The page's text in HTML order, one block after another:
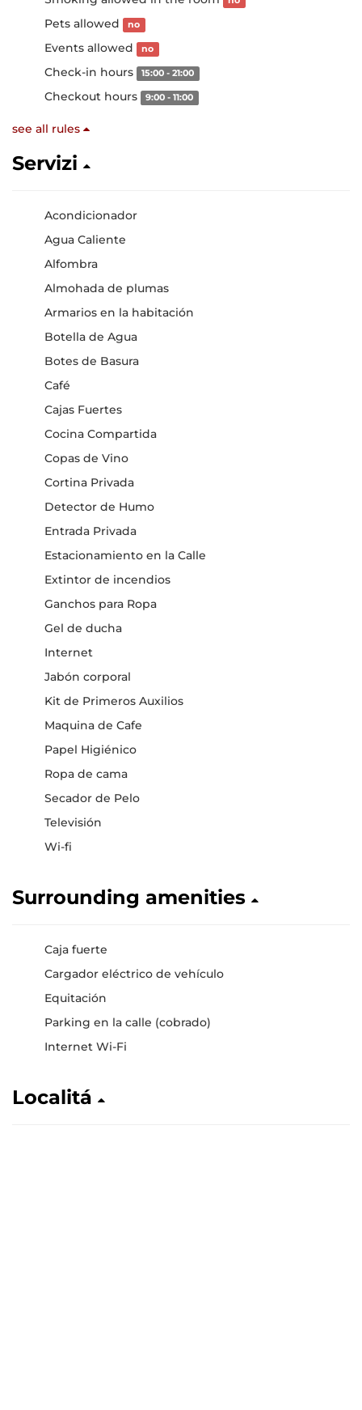
Pets allowed no
Events allowed no
Check-in hours 15:00 - 21:00
Checkout hours 9:00 - 11:00
see all rules
Servizi
Acondicionador
Agua Caliente
Alfombra
Almohada de plumas
Armarios en la habitación
Botella de Agua
Botes de Basura
Café
Cajas Fuertes
Cocina Compartida
Copas de Vino
Cortina Privada
Detector de Humo
Entrada Privada
Estacionamiento en la Calle
Extintor de incendios
Ganchos para Ropa
Gel de ducha
Internet
Jabón corporal
Kit de Primeros Auxilios
Maquina de Cafe
Papel Higiénico
Ropa de cama
Secador de Pelo
Televisión
Wi-fi
Surrounding amenities
Caja fuerte
Cargador eléctrico de vehículo
Equitación
Parking en la calle (cobrado)
Internet Wi-Fi
Localitá